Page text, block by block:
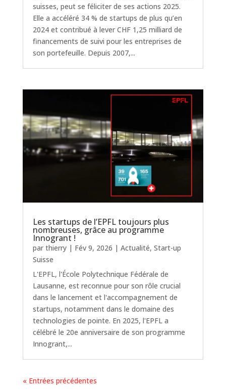
suisses, peut se féliciter de ses actions 2025.
Elle a accéléré 34 % de startups de plus qu’en
2024 et contribué à lever CHF 1,25 milliard de
financements de suivi pour les entreprises de
son portefeuille. Depuis 2007,...
Les startups de l’EPFL toujours plus
nombreuses, grâce au programme
Innogrant !
par thierry| Fév 9, 2026 | Actualité, Start-up
Suisse
L'EPFL, l'École Polytechnique Fédérale de
Lausanne, est reconnue pour son rôle crucial
dans le lancement et l'accompagnement de
startups, notamment dans le domaine des
technologies de pointe. En 2025, l'EPFL a
célébré le 20e anniversaire de son programme
Innogrant,...
« Entrées précédentes